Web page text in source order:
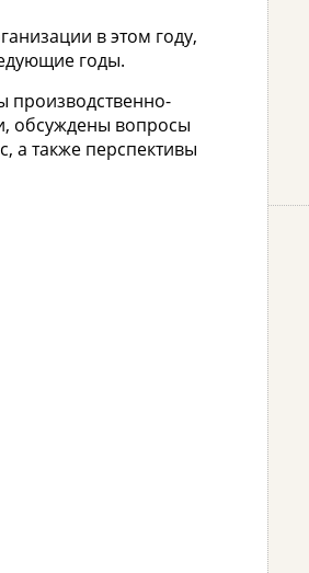
в этом году,
годы.
производственно-
обсуждены вопросы
а также перспективы